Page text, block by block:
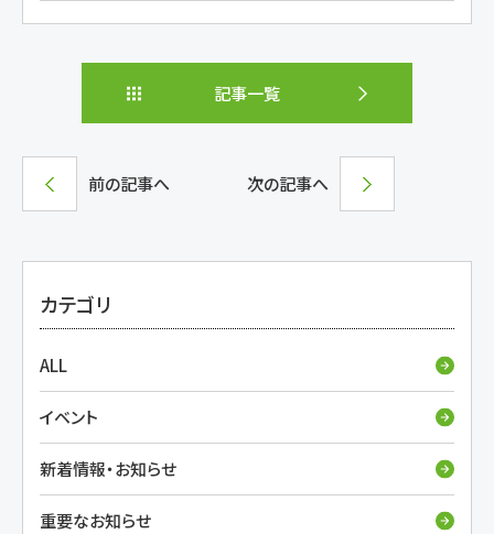
前の記事へ
記事一覧
次の記事へ
カテゴリ
ALL
イベント
新着情報・お知らせ
重要なお知らせ